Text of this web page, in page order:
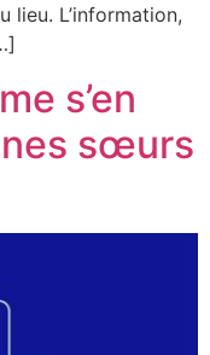
lieu. L’information,
s’en
sœurs